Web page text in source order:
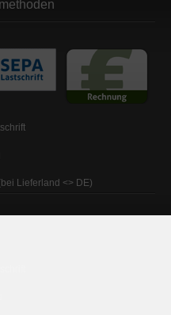
Lieferland <> DE)